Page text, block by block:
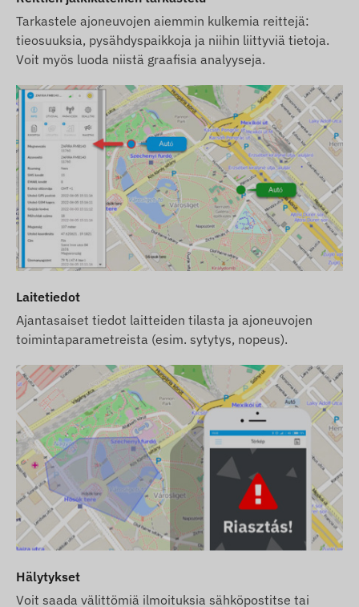
Tarkastele ajoneuvojen aiemmin kulkemia reittejä:
tieosuuksia, pysähdyspaikkoja ja niihin liittyviä tietoja.
Voit myös luoda niistä graafisia analyyseja.
Laitetiedot
Ajantasaiset tiedot laitteiden tilasta ja ajoneuvojen
toimintaparametreista (esim. sytytys, nopeus).
Hälytykset
Voit saada välittömiä ilmoituksia sähköpostitse tai